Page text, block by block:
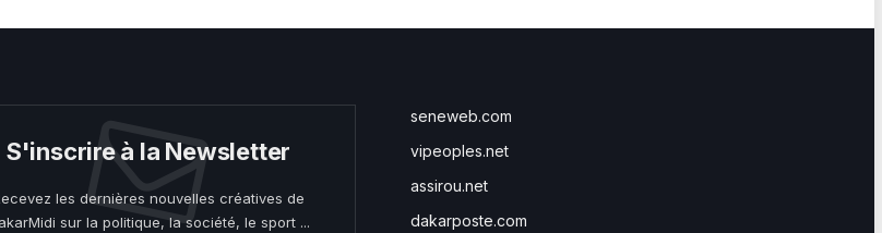
S'inscrire à la Newsletter
les dernières nouvelles créatives de
sur la politique, la société, le sport ...
seneweb.com
vipeoples.net
assirou.net
dakarposte.com